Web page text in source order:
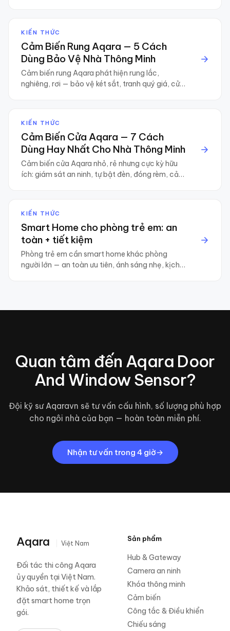
KIẾN THỨC
Cảm Biến Rung Aqara — 5 Cách
Dùng Bảo Vệ Nhà Thông Minh
Cảm biến rung Aqara phát hiện rung lắc,
nghiêng, rơi — bảo vệ két sắt, tranh quý giá, cửa
KIẾN THỨC
Cảm Biến Cửa Aqara — 7 Cách
Dùng Hay Nhất Cho Nhà Thông Minh
Cảm biến cửa Aqara nhỏ, rẻ nhưng cực kỳ hữu
ích: giám sát an ninh, tự bật đèn, đóng rèm, cảnh
KIẾN THỨC
Smart Home cho phòng trẻ em: an
toàn + tiết kiệm
Phòng trẻ em cần smart home khác phòng
người lớn — an toàn ưu tiên, ánh sáng nhẹ, kịch
Quan tâm đến Aqara Door
And Window Sensor?
Đội kỹ sư Aqaravn sẽ tư vấn cấu hình, số lượng phù hợp
cho ngôi nhà của bạn — hoàn toàn miễn phí.
Nhận tư vấn trong 4 giờ
Aqara Việt Nam
Đối tác thi công Aqara
ủy quyền tại Việt Nam.
Khảo sát, thiết kế và lắp
đặt smart home trọn
gói.
Sản phẩm
Hub & Gateway
Camera an ninh
Khóa thông minh
Cảm biến
Công tắc & Điều khiển
Chiếu sáng